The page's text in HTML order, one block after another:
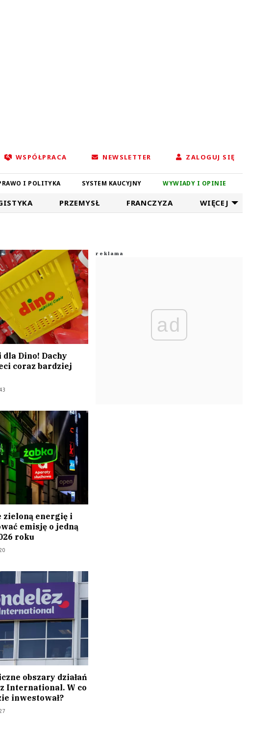
WSPÓŁPRACA NEWSLETTER ZALOGUJ SIĘ
I POLITYKA SYSTEM KAUCYJNY WYWIADY I OPINIE
PRZEMYSŁ FRANCZYZA WIĘCEJ
dla Dino! Dachy
coraz bardziej
zieloną energię i
emisję o jedną
roku
obszary działań
International. W co
inwestował?
ad